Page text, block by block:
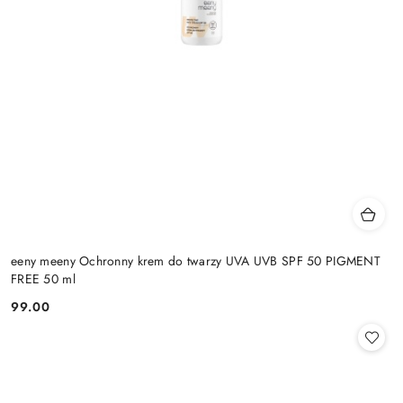
eeny meeny Ochronny krem do twarzy UVA UVB SPF 50 PIGMENT
FREE 50 ml
Cena:
99.00